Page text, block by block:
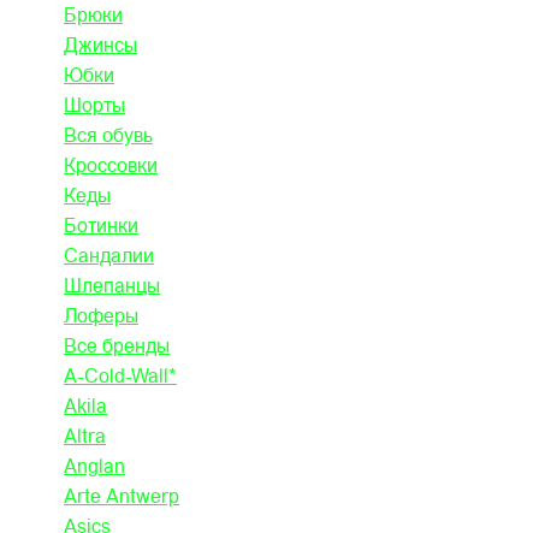
Брюки
Джинсы
Юбки
Шорты
Вся обувь
Кроссовки
Кеды
Ботинки
Сандалии
Шлепанцы
Лоферы
Все бренды
A-Cold-Wall*
Akila
Altra
Anglan
Arte Antwerp
Asics